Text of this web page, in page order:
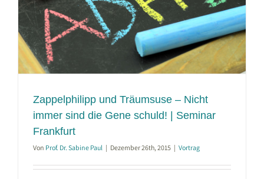
Zappelphilipp und Träumsuse – Nicht
immer sind die Gene schuld! | Seminar
Frankfurt
Von Prof. Dr. Sabine Paul | Dezember 26th, 2015 | Vortrag